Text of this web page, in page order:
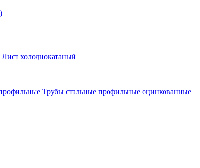
Лист холоднокатаный
Трубы стальные профильные оцинкованные